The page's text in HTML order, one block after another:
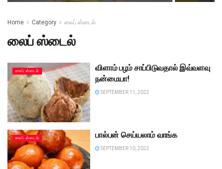
Home Category லைப் ஸ்டைல்
லைப் ஸ்டைல்
லைப் ஸ்டைல்
விளாம் பழம் சாப்பிடுவதால் இவ்வளவு
நன்மையா!
SEPTEMBER 11, 2022
லைப் ஸ்டைல் பால்பன் செய்யலாம் வாங்க
SEPTEMBER 10, 2022